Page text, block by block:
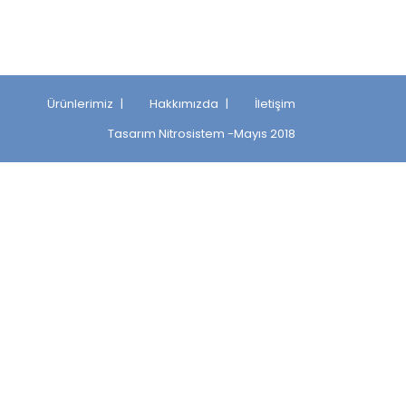
Ürünlerimiz Hakkımızda
İletişim
Tasarım Nitrosistem -Mayıs 2018